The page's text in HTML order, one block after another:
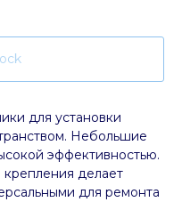
для установки
Небольшие
эффективностью.
делает
для ремонта